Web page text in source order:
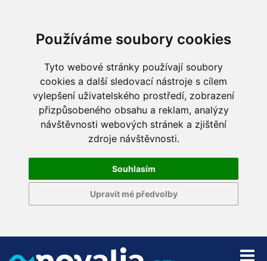
Používáme soubory cookies
Tyto webové stránky používají soubory
cookies a další sledovací nástroje s cílem
vylepšení uživatelského prostředí, zobrazení
přizpůsobeného obsahu a reklam, analýzy
návštěvnosti webových stránek a zjištění
zdroje návštěvnosti.
Souhlasím
Upravit mé předvolby